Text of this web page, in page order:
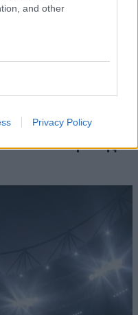
and other
Privacy Policy
για τη Λένα
στο πλευρό της